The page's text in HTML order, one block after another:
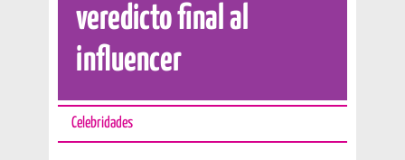
veredicto final al
influencer
Celebridades